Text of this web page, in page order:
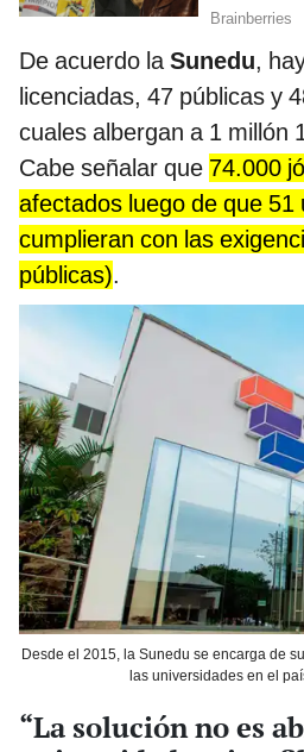
De acuerdo laSunedu,
licenciadas, 47 públicas y
cuales albergan a 1 millón
Cabe señalar que 74.000
afectados luego de que 51
cumplieran con las
públicas).
Desde el 2015, la Sunedu se encarga de
las universidades en el
“La solución no es